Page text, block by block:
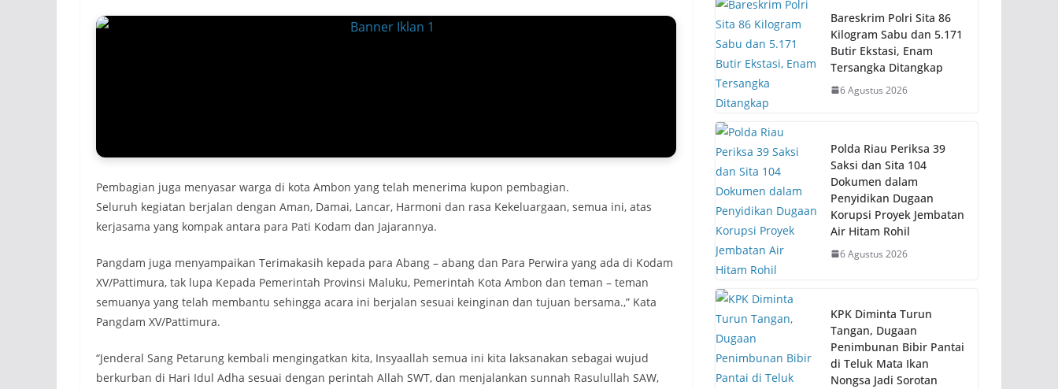
Pembagian juga menyasar warga di kota Ambon yang telah menerima kupon pembagian.
Seluruh kegiatan berjalan dengan Aman, Damai, Lancar, Harmoni dan rasa Kekeluargaan, semua ini, atas
kerjasama yang kompak antara para Pati Kodam dan Jajarannya.
Pangdam juga menyampaikan Terimakasih kepada para Abang – abang dan Para Perwira yang ada di Kodam
XV/Pattimura, tak lupa Kepada Pemerintah Provinsi Maluku, Pemerintah Kota Ambon dan teman – teman
semuanya yang telah membantu sehingga acara ini berjalan sesuai keinginan dan tujuan bersama.,” Kata
Pangdam XV/Pattimura.
“Jenderal Sang Petarung kembali mengingatkan kita, Insyaallah semua ini kita laksanakan sebagai wujud
berkurban di Hari Idul Adha sesuai dengan perintah Allah SWT, dan menjalankan sunnah Rasulullah SAW,
Bareskrim Polri Sita 86
Kilogram Sabu dan 5.171
Butir Ekstasi, Enam
Tersangka Ditangkap
6 Agustus 2026
Polda Riau Periksa 39
Saksi dan Sita 104
Dokumen dalam
Penyidikan Dugaan
Korupsi Proyek Jembatan
Air Hitam Rohil
6 Agustus 2026
KPK Diminta Turun
Tangan, Dugaan
Penimbunan Bibir Pantai
di Teluk Mata Ikan
Nongsa Jadi Sorotan